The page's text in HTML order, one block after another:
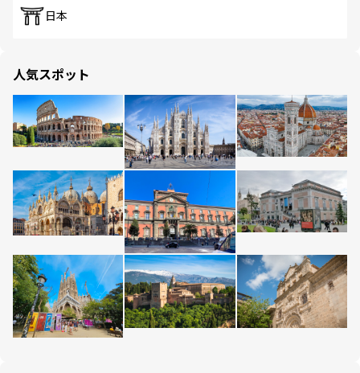
日本
人気スポット